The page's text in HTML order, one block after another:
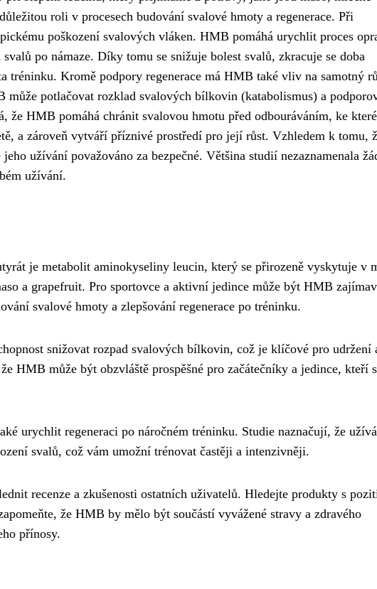
roli v procesech budování svalové hmoty a regenerace. Při
poškození svalových vláken. HMB pomáhá urychlit proces
po námaze. Díky tomu se snižuje bolest svalů, zkracuje se doba
tréninku. Kromě podpory regenerace má HMB také vliv na samotný
může potlačovat rozklad svalových bílkovin (katabolismus) a
že HMB pomáhá chránit svalovou hmotu před odbouráváním, ke
a zároveň vytváří příznivé prostředí pro její růst. Vzhledem k tomu,
užívání považováno za bezpečné. Většina studií nezaznamenala
užívání.
je metabolit aminokyseliny leucin, který se přirozeně vyskytuje v
a grapefruit. Pro sportovce a aktivní jedince může být HMB
svalové hmoty a zlepšování regenerace po tréninku.
snižovat rozpad svalových bílkovin, což je klíčové pro udržení
HMB může být obzvláště prospěšné pro začátečníky a jedince, kteří
urychlit regeneraci po náročném tréninku. Studie naznačují, že
svalů, což vám umožní trénovat častěji a intenzivněji.
recenze a zkušenosti ostatních uživatelů. Hledejte produkty s
že HMB by mělo být součástí vyvážené stravy a zdravého
přínosy.